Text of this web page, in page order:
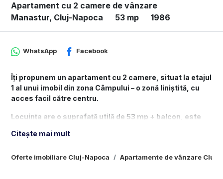
Apartament cu 2 camere de vânzare
Manastur, Cluj-Napoca
53 mp 1986
Oferte imobiliare Cluj-Napoca Apartamente de vânzare Cluj-
WhatsApp Facebook
Îți propunem un apartament cu 2 camere, situat la etajul
1 al unui imobil din zona Câmpului – o zonă liniștită, cu
acces facil către centru.
Locuința are o suprafață utilă de 53 mp + balcon, este
pentru renovare după propriul gust.
Caracteristici:
Citește mai mult